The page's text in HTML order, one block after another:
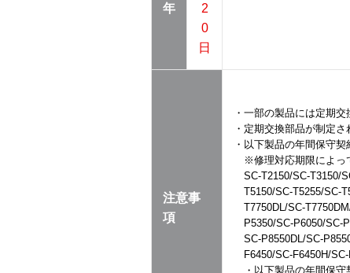
年
2
0
日
注意事
項
・一部の製品には定期交
・定期交換部品が制定
・以下製品の年間保守
※修理対応期限によっ
SC-T2150/SC-T3150/
T5150/SC-T5255/SC-
T7750DL/SC-
P5350/SC-P6050/SC-
SC-P8550DL/SC-
F6450/SC-F6450H/
・以下製品の年間保